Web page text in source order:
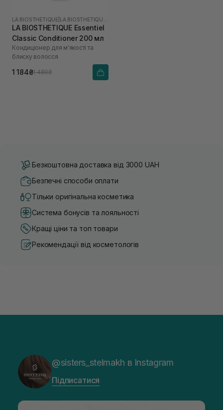
LA BIOSTHETIQUE
LA BIOSTHETIQUE Essentiel
Classic Conditioner 200 мл
Кондиціонер для м'якості та
блиску волосся
1 184₴1 480₴
Безкоштовна доставка від 3000 UAH
Безпечні способи оплати
Тільки оригінальна косметика
Система бонусів та лояльності
Кращі ціни та топ товари
Рекомендації від косметологів
@sisters_stelmakh в Instagram
Підписатися